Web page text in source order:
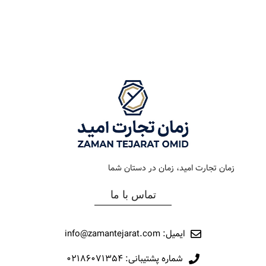
کلاسیک – اکودرایو
رفرانس 291
جنس بند
نوع ساعت
رفرانس
برند
زمان تجارت امید، زمان در دستان شما
تماس با ما
ایمیل: info@zamantejarat.com
شماره پشتیبانی: ۰۲۱۸۶۰۷۱۳۵۴